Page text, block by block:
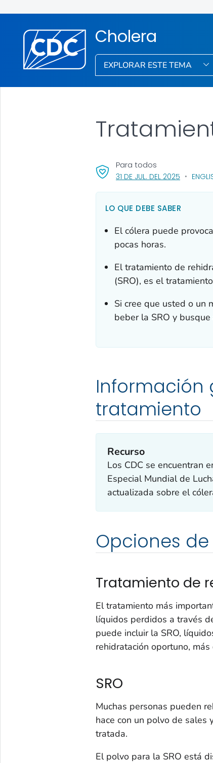
Cholera
EXPLORAR ESTE TEMA
31 DE JUL. DEL 2025, VISIT
Para todos
LO QUE DEBE SABER
El cólera puede
pocas horas.
El tratamiento de
(SRO), es el
Si cree que usted o un
beber la SRO y
Información
tratamiento
Recurso
Los CDC se encuentran
Especial Mundial de
actualizada sobre el
Opciones
Tratamiento de
El tratamiento más
líquidos perdidos a través
puede incluir la SRO,
rehidratación oportuno,
SRO
Muchas personas pueden
hace con un polvo de sales
tratada.
El polvo para la SRO está